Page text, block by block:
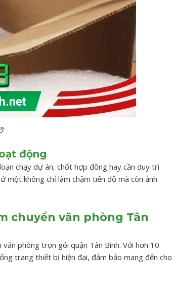
động
chạy dự án, chốt hợp đồng hay cần duy trì
một không chỉ làm chậm tiến độ mà còn ảnh
chuyển văn phòng Tân
phòng trọn gói quận Tân Bình. Với hơn 10
trang thiết bị hiện đại, đảm bảo mang đến cho